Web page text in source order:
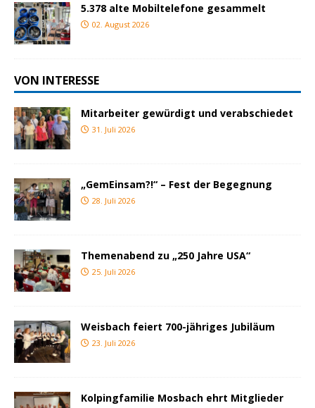
5.378 alte Mobiltelefone gesammelt
02. August 2026
VON INTERESSE
Mitarbeiter gewürdigt und verabschiedet
31. Juli 2026
„GemEinsam?!“ – Fest der Begegnung
28. Juli 2026
Themenabend zu „250 Jahre USA“
25. Juli 2026
Weisbach feiert 700-jähriges Jubiläum
23. Juli 2026
Kolpingfamilie Mosbach ehrt Mitglieder